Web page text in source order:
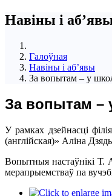
Навіны i
Галоўная
Навіны i аб’явы
За вопытам – у
За вопытам –
У рамках дзейнасці
(англійская)» Аліна
Вопытныя настаўнікі Т.
мерапрыемстваў па